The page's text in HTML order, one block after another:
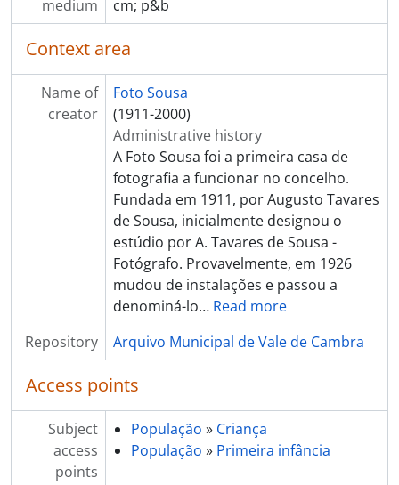
[Item] Retrato de homem
[Item] Retrato de criança
[Item] Retrato de mulher com vestuário regional
[Item] Comendador Luiz Bernardo de Almeida
[Item] Retrato de padre
[Item] Retrato de mulher com vestuário regional
[Item] Retrato de mulher com vestuário regional
[Item] Retrato de seminarista
[Item] Retrato de seminarista
[Item] Retrato de seminarista
[Item] Retrato de seminarista
[Item] Retrato de seminarista
[Item] Retrato de padre
[Item] Retrato de padre
[Item] Retrato de homem
[Item] Comendador Luiz Bernardo de Almeida
[Item] Retrato de freira
[Item] Retrato de homem com gado bovino
[Item] Retrato de criança
medium
cm; p&b
Context area
Name of
creator
Foto Sousa
(1911-2000)
Administrative history
A Foto Sousa foi a primeira casa de
fotografia a funcionar no concelho.
Fundada em 1911, por Augusto Tavares
de Sousa, inicialmente designou o
estúdio por A. Tavares de Sousa -
Fotógrafo. Provavelmente, em 1926
mudou de instalações e passou a
denominá-lo… Read more
Repository
Arquivo Municipal de Vale de Cambra
Access points
Subject
access
points
População » Criança
População » Primeira infância